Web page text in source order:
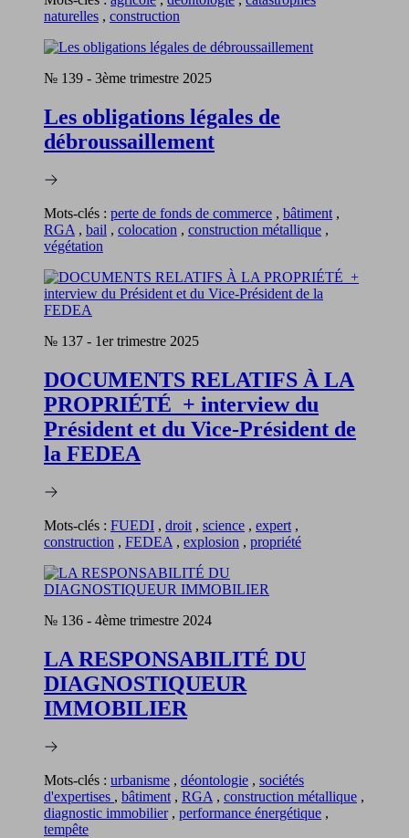
naturelles , construction
№ 139 - 3ème trimestre 2025
Les obligations légales de
débroussaillement
Mots-clés : perte de fonds de commerce , bâtiment ,
RGA , bail , colocation , construction métallique ,
végétation
№ 137 - 1er trimestre 2025
DOCUMENTS RELATIFS À LA
PROPRIÉTÉ + interview du
Président et du Vice-Président de
la FEDEA
Mots-clés : FUEDI , droit , science , expert ,
construction , FEDEA , explosion , propriété
№ 136 - 4ème trimestre 2024
LA RESPONSABILITÉ DU
DIAGNOSTIQUEUR
IMMOBILIER
Mots-clés : urbanisme , déontologie , sociétés
d'expertises , bâtiment , RGA , construction métallique ,
diagnostic immobilier, performance énergétique ,
tempête